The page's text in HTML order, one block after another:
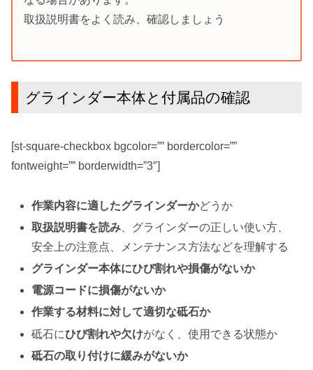
取扱説明書をよく読み、確認しましょう
グラインダー本体と付属品の確認
[st-square-checkbox bgcolor=”” bordercolor=””
fontweight=”” borderwidth=”3″]
作業内容に適したグラインダーかどうか
取扱説明書を読み 、グラインダーの正しい使い方、
安全上の注意点、メンテナンス方法などを理解する
グラインダー本体にひび割れや損傷がないか
電源コードに損傷がないか
作業する材料に対して適切な砥石か
砥石にひび割れや欠けがなく、使用できる状態か
砥石の取り付けに緩みがないか